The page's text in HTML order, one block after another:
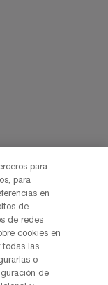
para
para
en
de
de redes
cookies en
todas las
o
de